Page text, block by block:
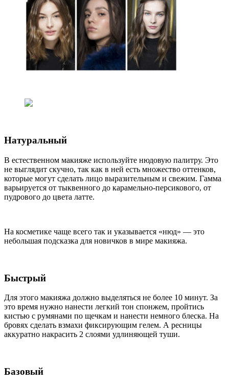
Натуральный
В естественном макияже используйте нюдовую палитру. Это
не выглядит скучно, так как в ней есть множество оттенков,
которые могут сделать лицо выразительным и свежим. Гамма
варьируется от тыквенного до карамельно-персикового, от
пудрового до цвета латте.
На косметике чаще всего так и указывается «нюд» — это
небольшая подсказка для новичков в мире макияжа.
Быстрый
Для этого макияжа должно выделяться не более 10 минут. За
это время нужно нанести легкий тон спонжем, пройтись
кистью с румянами по щечкам и нанести немного блеска. На
бровях сделать взмахи фиксирующим гелем. А ресницы
аккуратно накрасить 2 слоями удлиняющей туши.
Базовый